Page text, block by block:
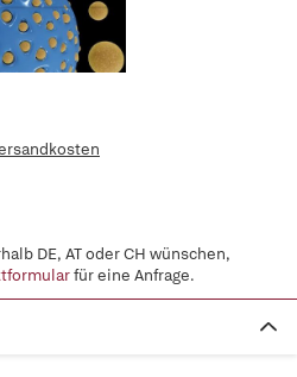
DE, AT oder CH wünschen,
für eine Anfrage.